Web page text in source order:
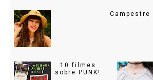
Campestre
10 filmes
sobre PUNK!